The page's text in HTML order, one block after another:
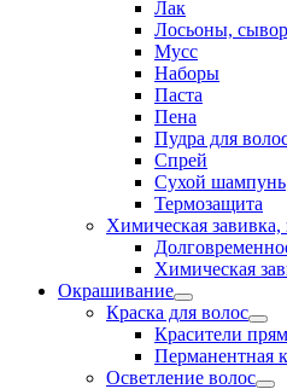
Лак
Лосьоны,
Мусс
Наборы
Паста
Пена
Пудра для
Спрей
Сухой шампунь
Термозащита
Химическая
Химическая
Окрашивание
Краска для волос
Красители
Перманентная
Осветление волос